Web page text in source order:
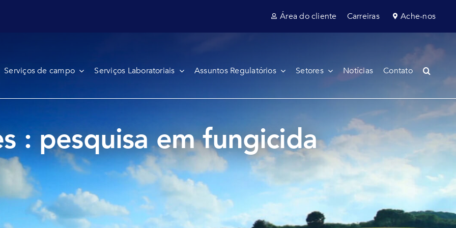
Área do cliente Carreiras Ache-nos
Serviços de campo Serviços Laboratoriais Assuntos Regulatórios Setores Notícias Contato
: pesquisa em fungicida